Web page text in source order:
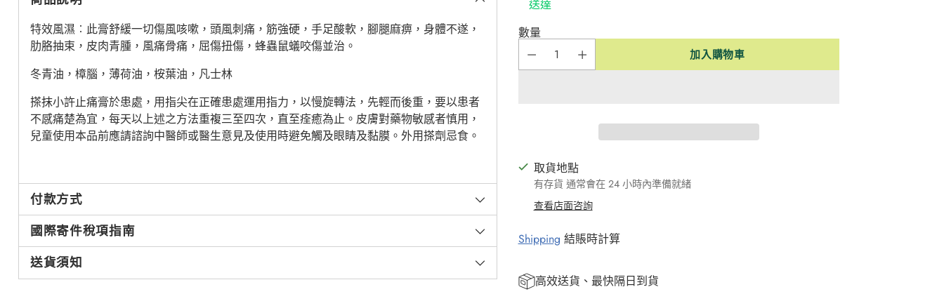
特效風濕︰此膏舒緩一切傷風咳嗽，頭風刺痛，筋強硬，手足酸軟，腳腿麻痹，身體不遂，
肋胳抽束，皮肉青腫，風痛骨痛，屈傷扭傷，蜂蟲鼠蟻咬傷並治。
冬青油，樟腦，薄荷油，桉葉油，凡士林
搽抹小許止痛膏於患處，用指尖在正確患處運用指力，以慢旋轉法，先輕而後重，要以患者
不感痛楚為宜，每天以上述之方法重複三至四次，直至痊癒為止。皮膚對藥物敏感者慎用，
兒童使用本品前應請諮詢中醫師或醫生意見及使用時避免觸及眼睛及黏膜。外用搽劑忌食。
付款方式
國際寄件稅項指南
送貨須知
送達
數量
加入購物車
取貨地點
有存貨 通常會在 24 小時內準備就緒
查看店面咨詢
Shipping 結賬時計算
高效送貨、最快隔日到貨